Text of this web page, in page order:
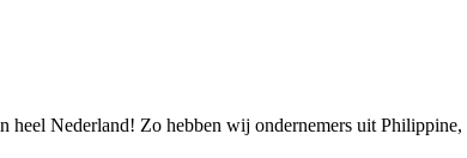
Nederland! Zo hebben wij ondernemers uit